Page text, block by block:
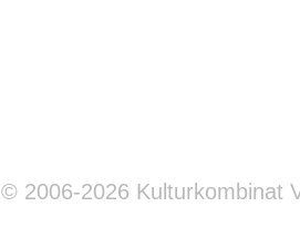
© 2006-2026